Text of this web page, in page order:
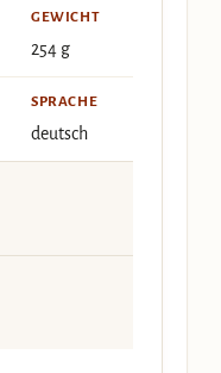
GEWICHT
254 g
SPRACHE
deutsch